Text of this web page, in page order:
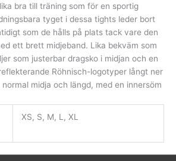
bra till träning som för en sportig
tyget i dessa tights leder bort
som de hålls på plats tack vare den
ett brett midjeband. Lika bekväm som
som justerbar dragsko i midjan och en
Röhnisch-logotyper långt ner
midja och längd, med en innersöm
XS, S, M, L, XL